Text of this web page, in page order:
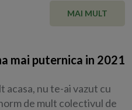
MAI MULT
mai puternica in 2021
acasa, nu te-ai vazut cu
de mult colectivul de